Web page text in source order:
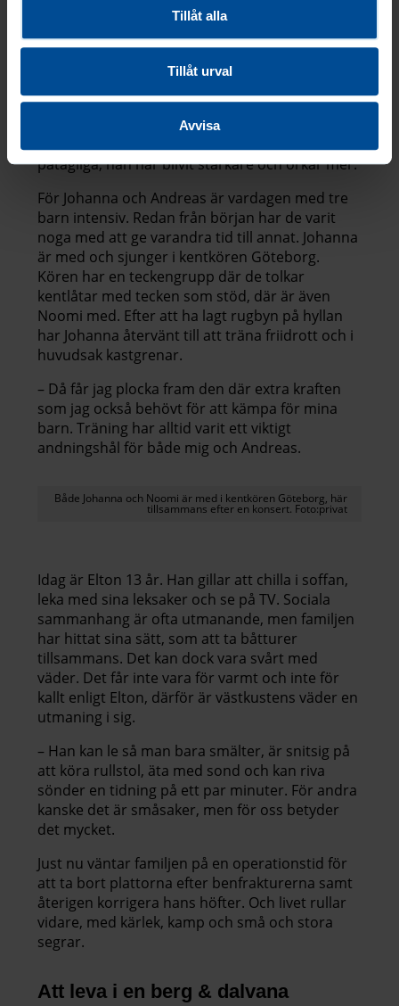
Tillåt alla
Tillåt urval
Avvisa
höftoperationen. Därefter fick han nya plattor
har han haft mycket smärta.
Tack vare kontakt med en familj i USA började
Elton behandlas med Ventoline och Fluoxetin
påtagliga, han har blivit starkare och orkar mer.
För Johanna och Andreas är vardagen med tre
barn intensiv. Redan från början har de varit
noga med att ge varandra tid till annat. Johanna
är med och sjunger i kentkören Göteborg.
Kören har en teckengrupp där de tolkar
kentlåtar med tecken som stöd, där är även
Noomi med. Efter att ha lagt rugbyn på hyllan
har Johanna återvänt till att träna friidrott och i
huvudsak kastgrenar.
– Då får jag plocka fram den där extra kraften
som jag också behövt för att kämpa för mina
barn. Träning har alltid varit ett viktigt
andningshål för både mig och Andreas.
Både Johanna och Noomi är med i kentkören Göteborg, här
tillsammans efter en konsert. Foto:privat
Idag är Elton 13 år. Han gillar att chilla i soffan,
leka med sina leksaker och se på TV. Sociala
sammanhang är ofta utmanande, men familjen
har hittat sina sätt, som att ta båtturer
tillsammans. Det kan dock vara svårt med
väder. Det får inte vara för varmt och inte för
kallt enligt Elton, därför är västkustens väder en
utmaning i sig.
– Han kan le så man bara smälter, är snitsig på
att köra rullstol, äta med sond och kan riva
sönder en tidning på ett par minuter. För andra
kanske det är småsaker, men för oss betyder
det mycket.
Just nu väntar familjen på en operationstid för
att ta bort plattorna efter benfrakturerna samt
återigen korrigera hans höfter. Och livet rullar
vidare, med kärlek, kamp och små och stora
segrar.
Att leva i en berg & dalvana